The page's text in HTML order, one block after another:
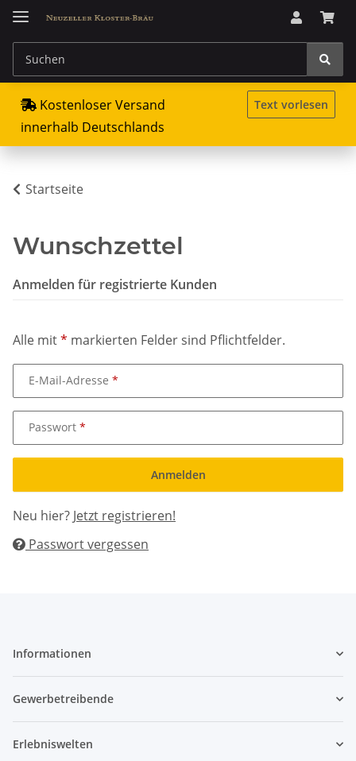
Kostenloser Versand
innerhalb Deutschlands
Text vorlesen
Startseite
Wunschzettel
Anmelden für registrierte Kunden
Alle mit* markierten Felder sind Pflichtfelder.
E-Mail-Adresse
Passwort
Anmelden
Neu hier? Jetzt registrieren!
Passwort vergessen
Informationen
Gewerbetreibende
Erlebniswelten